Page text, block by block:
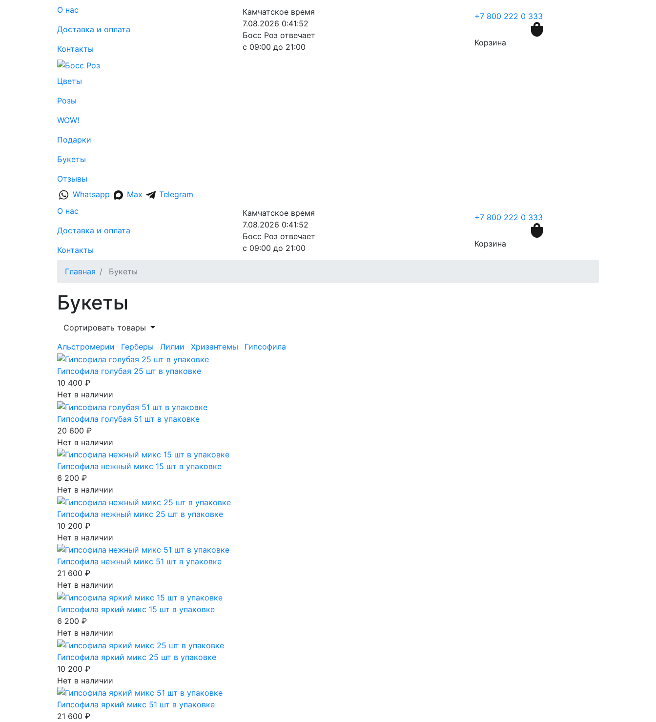
О нас
Доставка и оплата
Контакты
Камчатское время
7.08.2026 0:41:52
Босс Роз отвечает
с 09:00 до 21:00
+7 800 222 0 333
Корзина
Цветы
Розы
WOW!
Подарки
Букеты
Отзывы
Whatsapp
Max
Telegram
О нас
Доставка и оплата
Контакты
Камчатское время
7.08.2026 0:41:52
Босс Роз отвечает
с 09:00 до 21:00
+7 800 222 0 333
Корзина
Главная Букеты
Букеты
Сортировать товары
Альстромерии
Герберы Лилии Хризантемы Гипсофила
Гипсофила голубая 25 шт в упаковке
10 400 ₽
Нет в наличии
Гипсофила голубая 51 шт в упаковке
20 600 ₽
Нет в наличии
Гипсофила нежный микс 15 шт в упаковке
6 200 ₽
Нет в наличии
Гипсофила нежный микс 25 шт в упаковке
10 200 ₽
Нет в наличии
Гипсофила нежный микс 51 шт в упаковке
21 600 ₽
Нет в наличии
Гипсофила яркий микс 15 шт в упаковке
6 200 ₽
Нет в наличии
Гипсофила яркий микс 25 шт в упаковке
10 200 ₽
Нет в наличии
Гипсофила яркий микс 51 шт в упаковке
21 600 ₽